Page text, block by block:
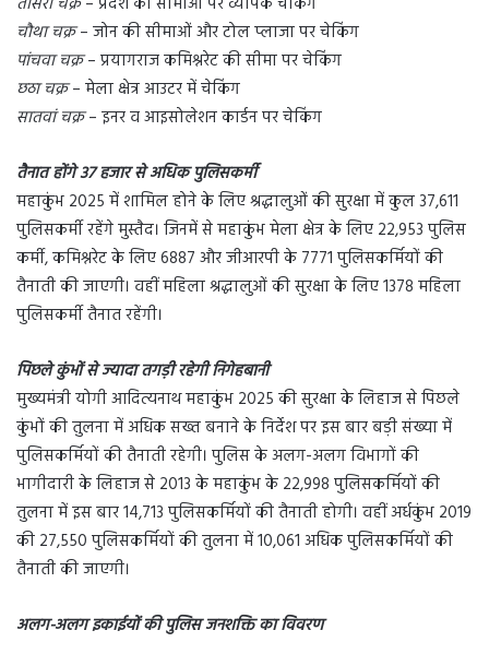
चौथा चक्र– जोन की सीमाओं और टोल प्लाजा पर चेकिंग
पांचवा चक्र– प्रयागराज कमिश्नरेट की सीमा पर चेकिंग
छठा चक्र– मेला क्षेत्र आउटर में चेकिंग
सातवां चक्र– इनर व आइसोलेशन कार्डन पर चेकिंग
तैनात होंगे 37 हजार से अधिक पुलिसकर्मी
महाकुंभ 2025 में शामिल होने के लिए श्रद्धालुओं की सुरक्षा में कुल 37,611
पुलिसकर्मी रहेंगे मुस्तैद। जिनमें से महाकुंभ मेला क्षेत्र के लिए 22,953 पुलिस
कर्मी, कमिश्नरेट के लिए 6887 और जीआरपी के 7771 पुलिसकर्मियों की
तैनाती की जाएगी। वहीं महिला श्रद्धालुओं की सुरक्षा के लिए 1378 महिला
पुलिसकर्मी तैनात रहेंगी।
पिछले कुंभों से ज्यादा तगड़ी रहेगी निगेहबानी
मुख्यमंत्री योगी आदित्यनाथ महाकुंभ 2025 की सुरक्षा के लिहाज से पिछले
कुंभों की तुलना में अधिक सख्त बनाने के निर्देश पर इस बार बड़ी संख्या में
पुलिसकर्मियों की तैनाती रहेगी। पुलिस के अलग-अलग विभागों की
भागीदारी के लिहाज से 2013 के महाकुंभ के 22,998 पुलिसकर्मियों की
तुलना में इस बार 14,713 पुलिसकर्मियों की तैनाती होगी। वहीं अर्धकुंभ 2019
की 27,550 पुलिसकर्मियों की तुलना में 10,061 अधिक पुलिसकर्मियों की
तैनाती की जाएगी।
अलग-अलग इकाईयों की पुलिस जनशक्ति का विवरण